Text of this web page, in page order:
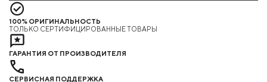
100% ОРИГИНАЛЬНОСТЬ
ТОЛЬКО СЕРТИФИЦИРОВАННЫЕ ТОВАРЫ
ГАРАНТИЯ ОТ ПРОИЗВОДИТЕЛЯ
СЕРВИСНАЯ ПОДДЕРЖКА